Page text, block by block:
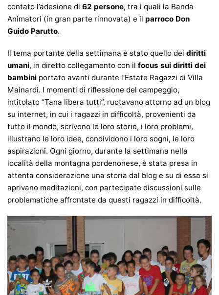
contato l’adesione di 62 persone, tra i quali la Banda
Animatori (in gran parte rinnovata) e il parroco Don
Guido Parutto.
Il tema portante della settimana è stato quello dei diritti
umani, in diretto collegamento con il focus sui diritti dei
bambini portato avanti durante l’Estate Ragazzi di Villa
Mainardi. I momenti di riflessione del campeggio,
intitolato “Tana libera tutti”, ruotavano attorno ad un blog
su internet, in cui i ragazzi in difficoltà, provenienti da
tutto il mondo, scrivono le loro storie, i loro problemi,
illustrano le loro idee, condividono i loro sogni, le loro
aspirazioni. Ogni giorno, durante la settimana nella
località della montagna pordenonese, è stata presa in
attenta considerazione una storia dal blog e su di essa si
aprivano meditazioni, con partecipate discussioni sulle
problematiche affrontate da questi ragazzi in difficoltà.